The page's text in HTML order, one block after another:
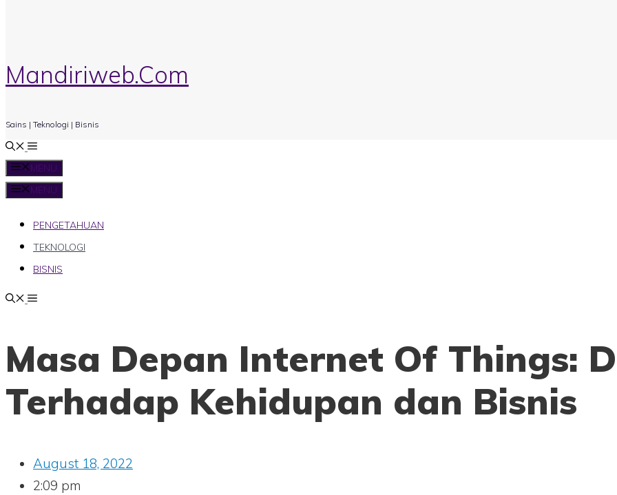
Mandiriweb.Com
Sains | Teknologi | Bisnis
MENU
MENU
PENGETAHUAN
TEKNOLOGI
BISNIS
Masa Depan Internet Of Things:
Terhadap Kehidupan dan Bisnis
August 18, 2022
2:09 pm